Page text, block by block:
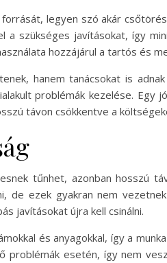
legyen szó akár
szükséges javításokat, így
hozzájárul a tartós és
hanem tanácsokat is
problémák kezelése.
távon csökkentve a
tűnhet, azonban hosszú
de ezek gyakran nem
javításokat újra kell csinálni.
és anyagokkal, így a
problémák esetén, így nem